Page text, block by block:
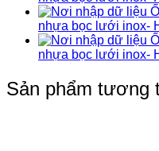
nhựa bọc lưới inox-
nhựa bọc lưới inox-
Sản phẩm tương